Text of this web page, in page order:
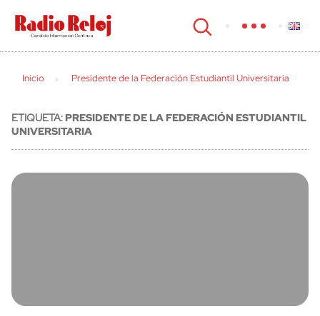
cerrar
Inicio Presidente de la Federación Estudiantil Universitaria
ETIQUETA:PRESIDENTE DE LA FEDERACIÓN ESTUDIANTIL
UNIVERSITARIA